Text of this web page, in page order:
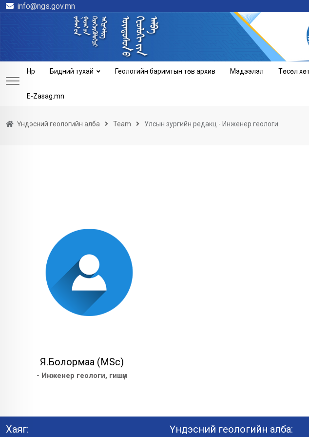
Skip info@ngs.gov.mn
Нүүр Бидний тухай Геологийн баримтын төв архив Мэдээлэл Төсөл
E-Zasag.mn
Үндэсний геологийн алба Team Улсын зургийн редакц - Инженер геологи
Я.Болормаа (MSc)
- Инженер геологи, гишүүн
Хаяг: Үндэсний геологийн алба: